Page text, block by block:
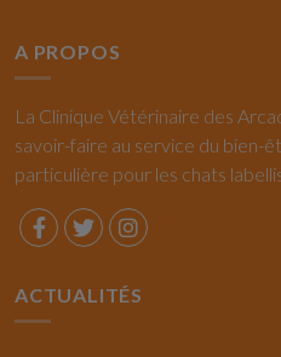
A PROPOS
La Clinique Vétérinaire des
savoir-faire au service du bien-
particulière pour les chats
ACTUALITÉS